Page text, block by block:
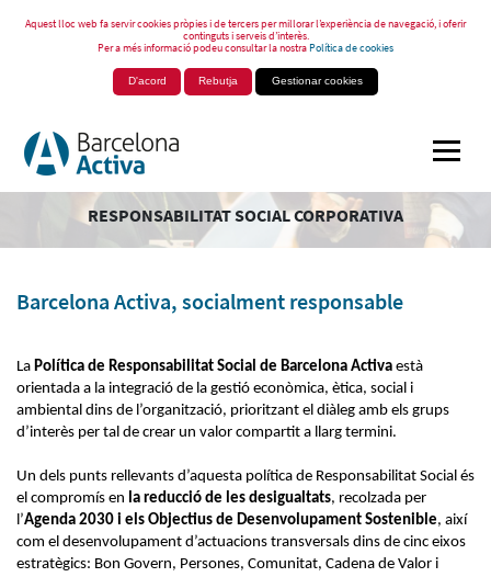
Aquest lloc web fa servir cookies pròpies i de tercers per millorar l’experiència de navegació, i oferir
continguts i serveis d’interès.
Per a més informació podeu consultar la nostraPolítica de cookies
D'acord Rebutja Gestionar cookies
RESPONSABILITAT SOCIAL CORPORATIVA
Barcelona Activa, socialment responsable
La Política de Responsabilitat Social de Barcelona Activa està
orientada a la integració de la gestió econòmica, ètica, social i
ambiental dins de l’organització, prioritzant el diàleg amb els grups
d’interès per tal de crear un valor compartit a llarg termini.
Un dels punts rellevants d’aquesta política de Responsabilitat Social és
el compromís en la reducció de les desigualtats, recolzada per
l’Agenda 2030 i els Objectius de Desenvolupament Sostenible, així
com el desenvolupament d’actuacions transversals dins de cinc eixos
estratègics: Bon Govern, Persones, Comunitat, Cadena de Valor i